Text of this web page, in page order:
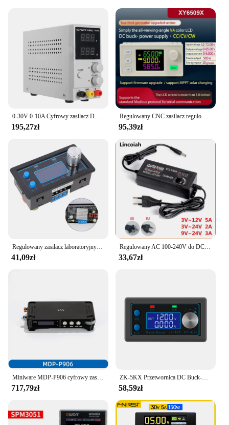
Recognizing the diverse needs of its users, this
power supply is not only suitable for professional
repair shops but also for those who require a
reliable power source for their projects at home. The
wholesale availability makes it an attractive option
for vendors and suppliers looking to offer high-
quality power solutions to their customers. The
product's adaptive nature, coupled with its ease of
use, makes it an indispensable tool for anyone
involved in electronic device servicing or repair.
0-30V 0-10A Cyfrowy zasilacz DC Regulowany zasilacz laboratoryjny do ładowania akumulatora, samochodów Dvds, samochodowych stereo
195,27zł
Regulowany CNC zasilacz regulowany DC Stałe napięcie i prąd Konserwacja Regulator napięcia 65V 9A 585W Moduł obniżający napięcie
95,39zł
Regulowany zasilacz laboratoryjny CC CV 0,5-30V Wyświetlacz LCD Regulowany regulator napięcia DIY Moduł ładowania baterii słonecznej
41,09zł
Regulowany AC 100-240V do DC 3V-12V 3V-24V 9V-24V uniwersalny adapter moc transformatora zasilacz 3 12 24 v do taśmy LED
33,67zł
Miniware MDP-P906 cyfrowy zasilacz regulowany 30V 10A CV CC wyjście DC Mini laboratoryjny programowalny liniowy moduł miernika mocy
717,79zł
ZK-5KX Przetwornica DC Buck-Boost 5A Max Regulowany zasilacz laboratoryjny 0,6-36V Wyświetlacz LCD do sprzętu elektronicznego
58,59zł